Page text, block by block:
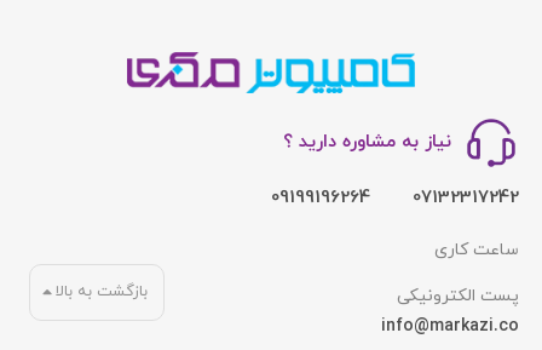
نیاز به مشاوره دارید ؟
07132317242
09199196264
ساعت کاری
پست الکترونیکی
info@markazi.co
بازگشت به بالا